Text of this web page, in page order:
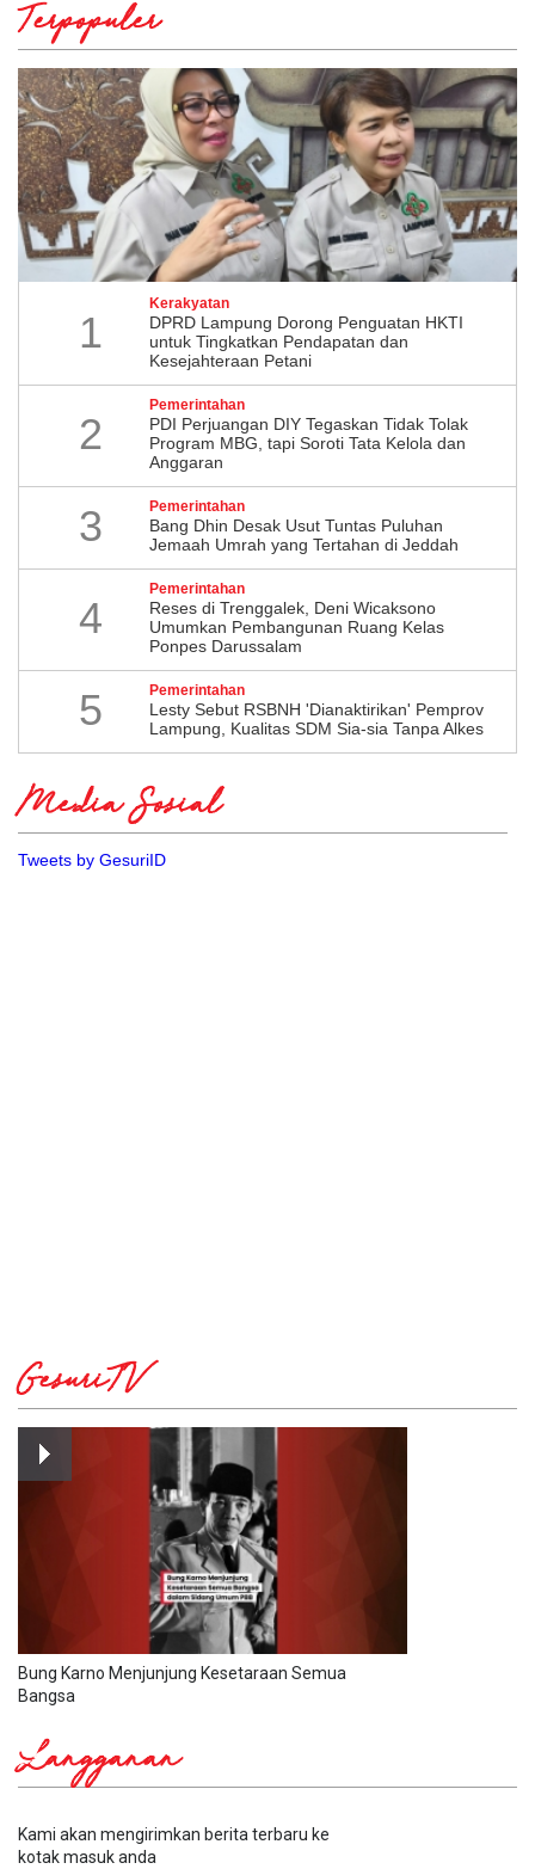
Terpopuler
1
Kerakyatan
DPRD Lampung Dorong Penguatan HKTI
untuk Tingkatkan Pendapatan dan
Kesejahteraan Petani
2
Pemerintahan
PDI Perjuangan DIY Tegaskan Tidak Tolak
Program MBG, tapi Soroti Tata Kelola dan
Anggaran
3 Pemerintahan
Bang Dhin Desak Usut Tuntas Puluhan
Jemaah Umrah yang Tertahan di Jeddah
4
Pemerintahan
​Reses di Trenggalek, Deni Wicaksono
Umumkan Pembangunan Ruang Kelas
Ponpes Darussalam
5 Pemerintahan
Lesty Sebut RSBNH 'Dianaktirikan' Pemprov
Lampung, Kualitas SDM Sia-sia Tanpa Alkes
Media Sosial
Tweets by GesuriID
GesuriTV
Bung Karno Menjunjung Kesetaraan Semua
Bangsa
Langganan
Kami akan mengirimkan berita terbaru ke
kotak masuk anda